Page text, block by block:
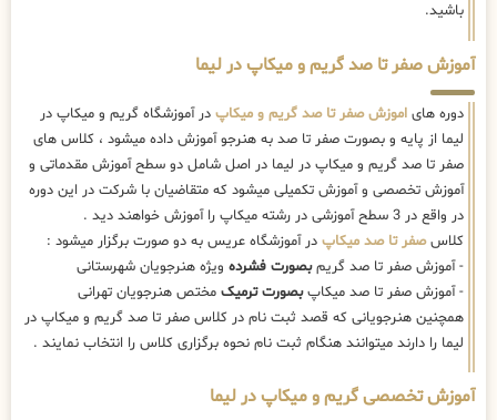
باشید.
آموزش صفر تا صد گریم و میکاپ در لیما
دوره های اموزش صفر تا صد گریم و میکاپ در آموزشگاه گریم و میکاپ در
لیما از پایه و بصورت صفر تا صد به هنرجو آموزش داده میشود ، کلاس های
صفر تا صد گریم و میکاپ در لیما در اصل شامل دو سطح آموزش مقدماتی و
آموزش تخصصی و آموزش تکمیلی میشود که متقاضیان با شرکت در این دوره
در واقع در 3 سطح آموزشی در رشته میکاپ را آموزش خواهند دید .
کلاسصفر تا صد میکاپ در آموزشگاه عریس به دو صورت برگزار میشود :
- آموزش صفر تا صد گریمبصورت فشرده ویژه هنرجویان شهرستانی
- آموزش صفر تا صد میکاپبصورت ترمیک مختص هنرجویان تهرانی
همچنین هنرجویانی که قصد ثبت نام در کلاس صفر تا صد گریم و میکاپ در
لیما را دارند میتوانند هنگام ثبت نام نحوه برگزاری کلاس را انتخاب نمایند .
آموزش تخصصی گریم و میکاپ در لیما